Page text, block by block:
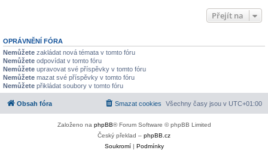
Přejít na
OPRÁVNĚNÍ FÓRA
Nemůžete zakládat nová témata v tomto fóru
Nemůžete odpovídat v tomto fóru
Nemůžete upravovat své příspěvky v tomto fóru
Nemůžete mazat své příspěvky v tomto fóru
Nemůžete přikládat soubory v tomto fóru
Obsah fóra Všechny časy jsou v UTC+01:00
Smazat cookies
Založeno na phpBB® Forum Software © phpBB Limited
Český překlad – phpBB.cz
Soukromí| Podmínky